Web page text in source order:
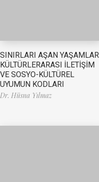
SINIRLARI AŞAN YAŞAMLAR
KÜLTÜRLERARASI İLETİŞİM
VE SOSYO-KÜLTÜREL
UYUMUN KODLARI
Dr. Hüsna Yılmaz